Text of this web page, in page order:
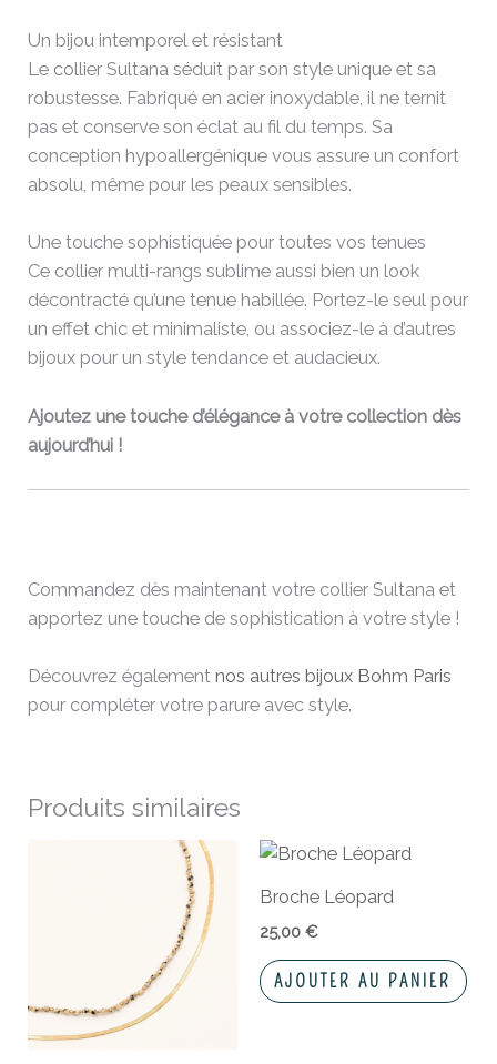
Un bijou intemporel et résistant
Le collier Sultana séduit par son style unique et sa
robustesse. Fabriqué en acier inoxydable, il ne ternit
pas et conserve son éclat au fil du temps. Sa
conception hypoallergénique vous assure un confort
absolu, même pour les peaux sensibles.
Une touche sophistiquée pour toutes vos tenues
Ce collier multi-rangs sublime aussi bien un look
décontracté qu’une tenue habillée. Portez-le seul pour
un effet chic et minimaliste, ou associez-le à d’autres
bijoux pour un style tendance et audacieux.
Ajoutez une touche d’élégance à votre collection dès
aujourd’hui !
Commandez dès maintenant votre collier Sultana et
apportez une touche de sophistication à votre style !
Découvrez égalementnos autres bijoux Bohm Paris
pour compléter votre parure avec style.
Produits similaires
Broche Léopard
25,00 €
AJOUTER AU PANIER